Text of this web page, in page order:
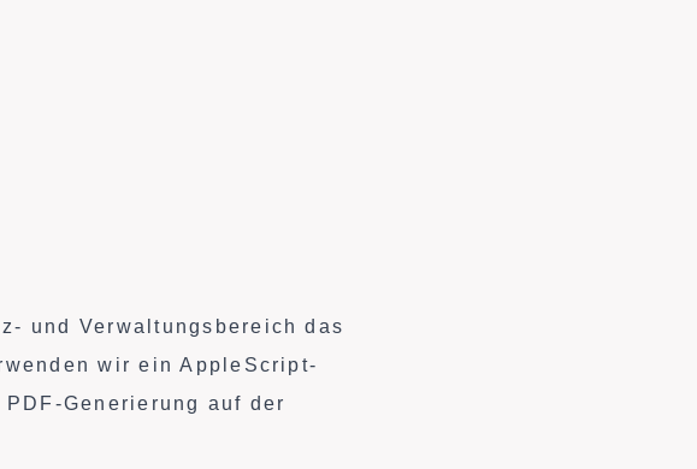
und Verwaltungsbereich das
wir ein AppleScript-
Generierung auf der